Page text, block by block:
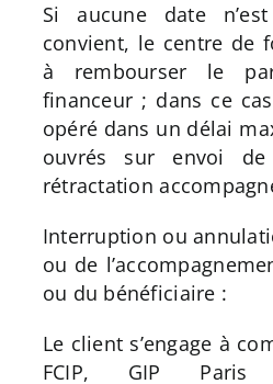
Si aucune date
convient, le centre de
à rembourser le
financeur ; dans ce
opéré dans un délai
ouvrés sur envoi
rétractation
Interruption ou
ou de
ou du bénéficiaire :
Le client s’engage à
FCIP, GIP Paris